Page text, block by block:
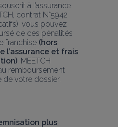
à l’assurance
contrat N°5942
vous pouvez
de ces pénalités
franchise (hors
l’assurance et frais
. MEETCH
remboursement
de votre dossier.
plus